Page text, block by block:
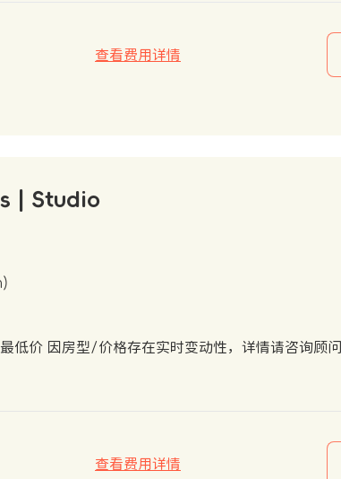
查看费用详情
| Studio
低价 因房型/价格存在实时变动性，详情请咨询顾问
查看费用详情